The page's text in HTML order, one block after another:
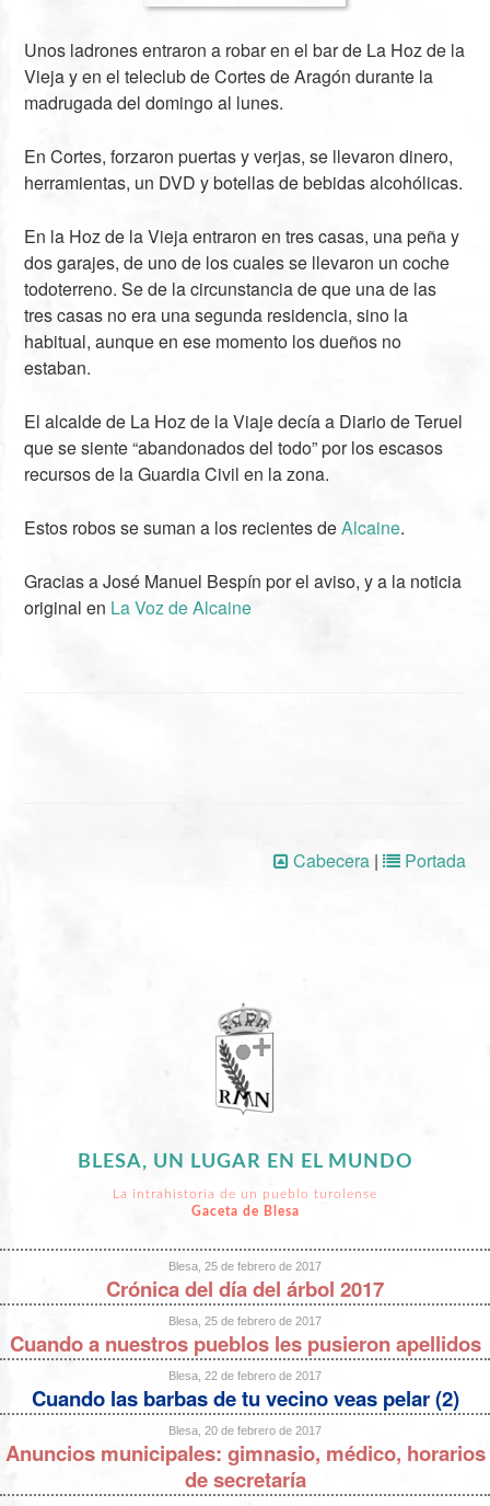
Unos ladrones entraron a robar en el bar de La Hoz de la
Vieja y en el teleclub de Cortes de Aragón durante la
madrugada del domingo al lunes.
En Cortes, forzaron puertas y verjas, se llevaron dinero,
herramientas, un DVD y botellas de bebidas alcohólicas.
En la Hoz de la Vieja entraron en tres casas, una peña y
dos garajes, de uno de los cuales se llevaron un coche
todoterreno. Se de la circunstancia de que una de las
tres casas no era una segunda residencia, sino la
habitual, aunque en ese momento los dueños no
estaban.
El alcalde de La Hoz de la Viaje decía a Diario de Teruel
que se siente “abandonados del todo” por los escasos
recursos de la Guardia Civil en la zona.
Estos robos se suman a los recientes deAlcaine.
Gracias a José Manuel Bespín por el aviso, y a la noticia
original en La Voz de Alcaine
Cabecera| Portada
BLESA, UN LUGAR EN EL MUNDO
La intrahistoria de un pueblo turolense
Gaceta de Blesa
Blesa, 25 de febrero de 2017
Crónica del día del árbol 2017
Blesa, 25 de febrero de 2017
Cuando a nuestros pueblos les pusieron apellidos
Blesa, 22 de febrero de 2017
Cuando las barbas de tu vecino veas pelar (2)
Blesa, 20 de febrero de 2017
Anuncios municipales: gimnasio, médico, horarios
de secretaría